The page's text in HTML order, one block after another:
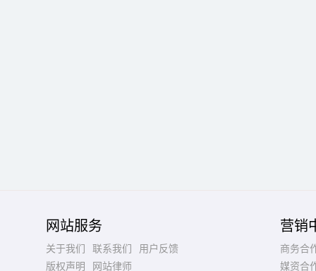
网站服务
关于我们 联系我们
用户反馈
版权声明
网站律师
营销
商务合
媒资合